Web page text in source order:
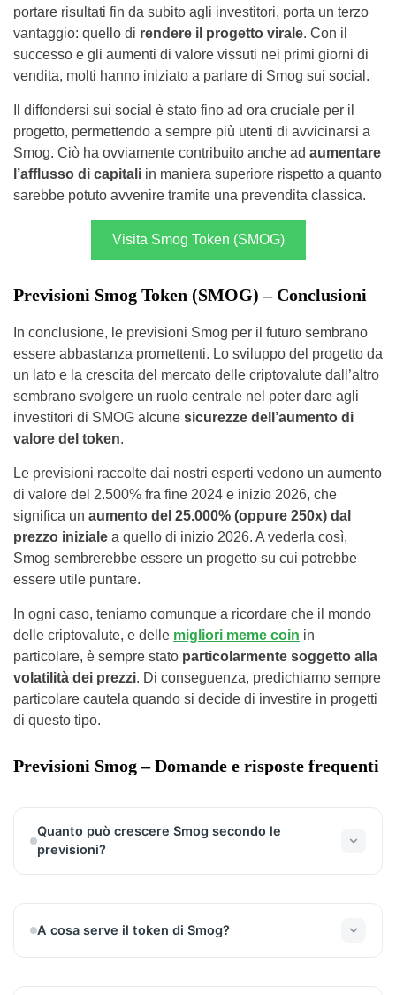
portare risultati fin da subito agli investitori, porta un terzo
vantaggio: quello di rendere il progetto virale. Con il
successo e gli aumenti di valore vissuti nei primi giorni di
vendita, molti hanno iniziato a parlare di Smog sui social.
Il diffondersi sui social è stato fino ad ora cruciale per il
progetto, permettendo a sempre più utenti di avvicinarsi a
Smog. Ciò ha ovviamente contribuito anche ad aumentare
l’afflusso di capitali in maniera superiore rispetto a quanto
sarebbe potuto avvenire tramite una prevendita classica.
Visita Smog Token (SMOG)
Previsioni Smog Token (SMOG) – Conclusioni
In conclusione, le previsioni Smog per il futuro sembrano
essere abbastanza promettenti. Lo sviluppo del progetto da
un lato e la crescita del mercato delle criptovalute dall’altro
sembrano svolgere un ruolo centrale nel poter dare agli
investitori di SMOG alcune sicurezze dell’aumento di
valore del token.
Le previsioni raccolte dai nostri esperti vedono un aumento
di valore del 2.500% fra fine 2024 e inizio 2026, che
significa un aumento del 25.000% (oppure 250x) dal
prezzo iniziale a quello di inizio 2026. A vederla così,
Smog sembrerebbe essere un progetto su cui potrebbe
essere utile puntare.
In ogni caso, teniamo comunque a ricordare che il mondo
delle criptovalute, e delle migliori meme coin in
particolare, è sempre stato particolarmente soggetto alla
volatilità dei prezzi. Di conseguenza, predichiamo sempre
particolare cautela quando si decide di investire in progetti
di questo tipo.
Previsioni Smog – Domande e risposte frequenti
Quanto può crescere Smog secondo le
previsioni?
mercato moltiplicarsi di oltre 25 volte nel corso dei
prossimi 2 anni, diventando una delle criptovalute
A cosa serve il token di Smog?